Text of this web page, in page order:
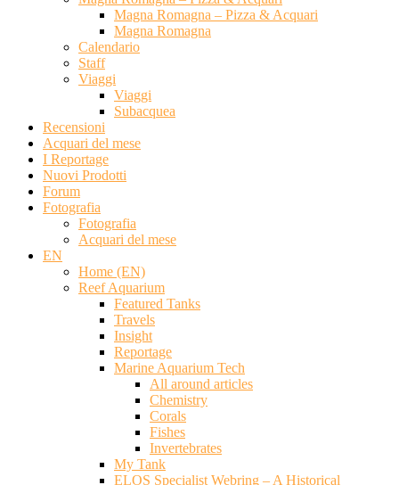
Magna Romagna – Pizza & Acquari
Magna Romagna
Calendario
Staff
Viaggi
Viaggi
Subacquea
Recensioni
Acquari del mese
I Reportage
Nuovi Prodotti
Forum
Fotografia
Fotografia
Acquari del mese
EN
Home (EN)
Reef Aquarium
Featured Tanks
Travels
Insight
Reportage
Marine Aquarium Tech
All around articles
Chemistry
Corals
Fishes
Invertebrates
My Tank
ELOS Specialist Webring – A Historical